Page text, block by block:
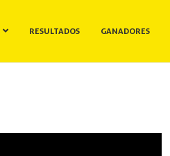
RESULTADOS GANADORES